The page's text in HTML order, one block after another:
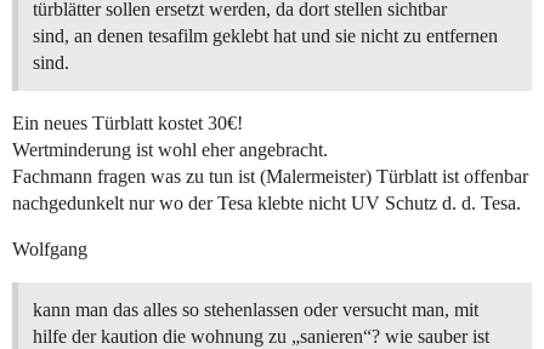
türblätter sollen ersetzt werden, da dort stellen sichtbar
sind, an denen tesafilm geklebt hat und sie nicht zu entfernen
sind.
Ein neues Türblatt kostet 30€!
Wertminderung ist wohl eher angebracht.
Fachmann fragen was zu tun ist (Malermeister) Türblatt ist offenbar
nachgedunkelt nur wo der Tesa klebte nicht UV Schutz d. d. Tesa.
Wolfgang
kann man das alles so stehenlassen oder versucht man, mit
hilfe der kaution die wohnung zu „sanieren“? wie sauber ist